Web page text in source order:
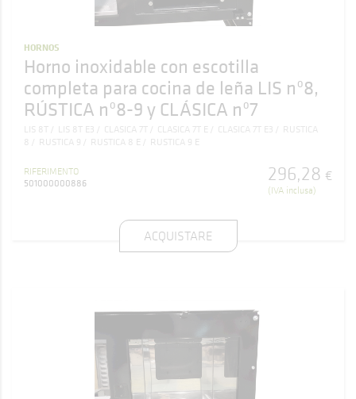
HORNOS
Horno inoxidable con escotilla
completa para cocina de leña LIS nº8,
RÚSTICA nº8-9 y CLÁSICA nº7
LIS 8T LIS 8T E3 CLASICA 7T CLASICA 7T E CLASICA 7T E3
RUSTICA
8
RUSTICA 9 RUSTICA 8 E RUSTICA 9 E
RIFERIMENTO
501000000886
296,28 €
(IVA inclusa)
ACQUISTARE